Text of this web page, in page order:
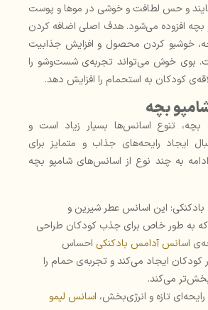
و حس لطافت و خوشی در موها و پوست
بچه افزوده می‌شود. هدف اصلی اضافه کردن
خوشبو کردن محصول و افزایش جذابیت
بوی خوش می‌تواند تجربه‌ی شست‌وشو را
کودکان به استحمام را افزایش دهد.
بچه
بچه، تنوع اسانس‌ها بسیار زیاد است و
ایجاد رایحه‌های جذاب و متمایز برای
به چند نوع از اسانس‌های شامپو بچه
این اسانس عطر شیرین و
که به طور خاص برای جذب کودکان طراحی
اسانس آدامس بادکنکی احساس
کودکان ایجاد می‌کند و تجربه‌ی حمام را
می‌کند.
تازه و انرژی‌بخش، اسانس لیمو